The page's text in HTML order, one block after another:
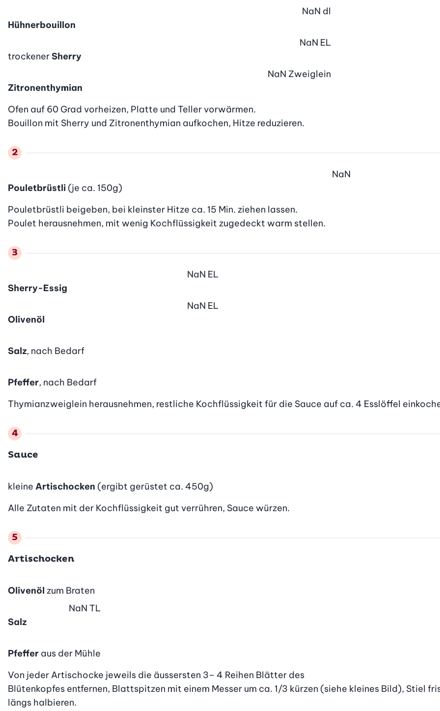
Hühnerbouillon
NaN dl
trockenerSherry
NaN EL
Zitronenthymian
NaN Zweiglein
Ofen auf 60 Grad vorheizen, Platte und Teller vorwärmen.
Bouillon mit Sherry und Zitronenthymian aufkochen, Hitze reduzieren.
Pouletbrüstli (je ca. 150g)
NaN
Pouletbrüstli beigeben, bei kleinster Hitze ca. 15 Min. ziehen lassen.
Poulet herausnehmen, mit wenig Kochflüssigkeit zugedeckt warm stellen.
Sherry-Essig
NaN EL
Olivenöl
NaN EL
Salz, nach Bedarf
Pfeffer, nach Bedarf
Thymianzweiglein herausnehmen, restliche Kochflüssigkeit für die Sauce auf ca. 4 Esslöffel
Sauce
kleine Artischocken (ergibt gerüstet ca. 450g)
Alle Zutaten mit der Kochflüssigkeit gut verrühren, Sauce würzen.
Artischocken
Olivenöl zum Braten
Salz
NaN TL
Pfeffer aus der Mühle
Von jeder Artischocke jeweils die äussersten 3– 4 Reihen Blätter des
Blütenkopfes entfernen, Blattspitzen mit einem Messer um ca. 1/3 kürzen (siehe kleines Bild), Stiel
längs halbieren.